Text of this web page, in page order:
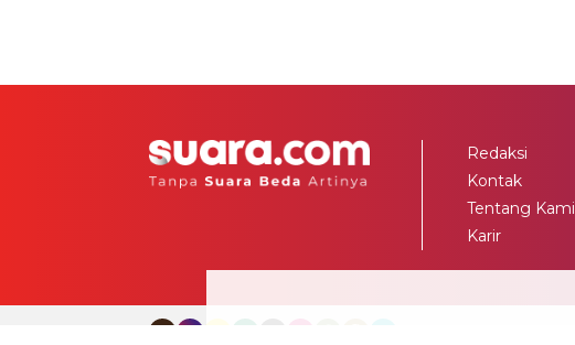
Redaksi
Kontak
Tentang Kami
Karir